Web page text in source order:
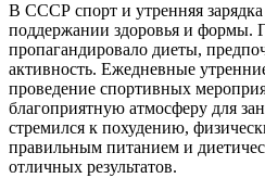
В СССР спорт и утренняя
поддержании здоровья и формы.
пропагандировало диеты,
активность. Ежедневные
проведение спортивных
благоприятную атмосферу для
стремился к похудению,
правильным питанием и
отличных результатов.